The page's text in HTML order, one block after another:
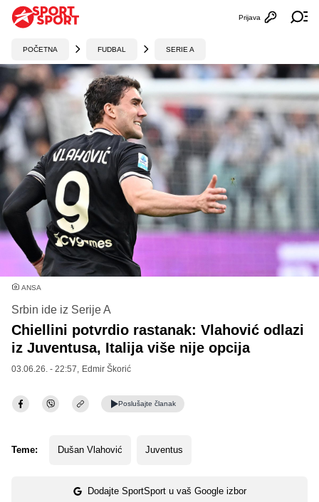
Otvori
Prijava
POČETNA FUDBAL SERIE A
ANSA
Srbin ide iz Serije A
Chiellini potvrdio rastanak: Vlahović odlazi
iz Juventusa, Italija više nije opcija
03.06.26. - 22:57, Edmir Škorić
Poslušajte članak
Teme: Dušan Vlahović Juventus
Dodajte SportSport u vaš Google izbor